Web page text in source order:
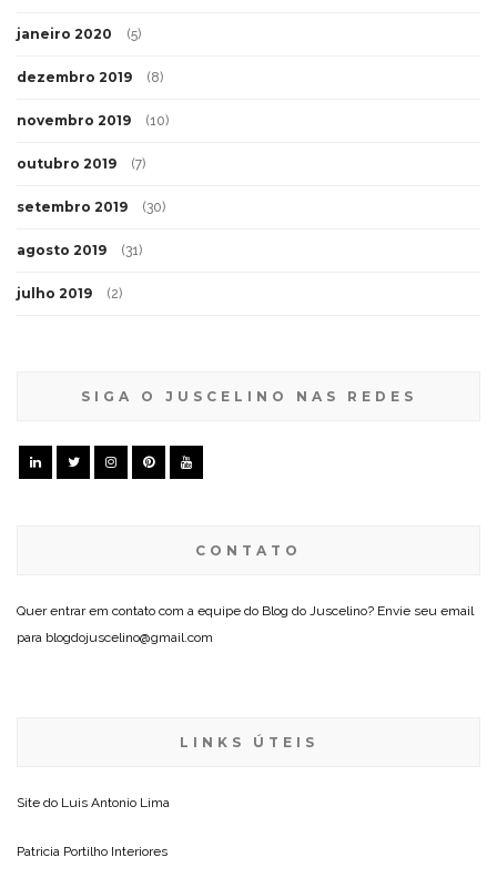
janeiro 2020 (5)
dezembro 2019 (8)
novembro 2019 (10)
outubro 2019 (7)
setembro 2019 (30)
agosto 2019 (31)
julho 2019 (2)
SIGA O JUSCELINO NAS REDES
CONTATO
Quer entrar em contato com a equipe do Blog do Juscelino? Envie seu email
para blogdojuscelino@gmail.com
LINKS ÚTEIS
Site do Luis Antonio Lima
Patricia Portilho Interiores